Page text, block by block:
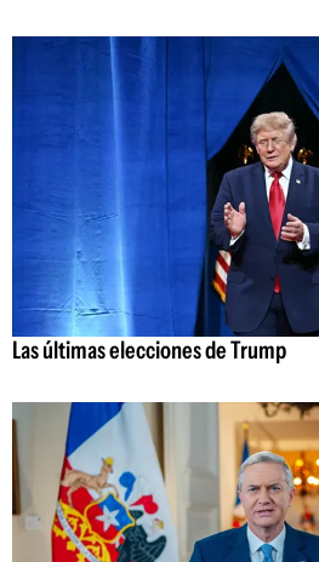
Las últimas elecciones de Trump